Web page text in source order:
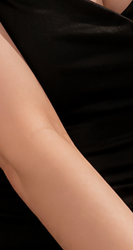
Hiburan
TOTO313
Toto
Togel
prediksi situs Toto
online resmi dengan data
rating of4.9